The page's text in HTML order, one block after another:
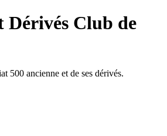
Dérivés Club de
500 ancienne et de ses dérivés.